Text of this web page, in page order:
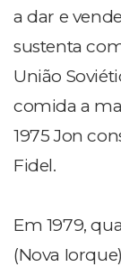
a dar e
sustenta
União
comida a
1975 Jon
Fidel.
Em 1979,
(Nova